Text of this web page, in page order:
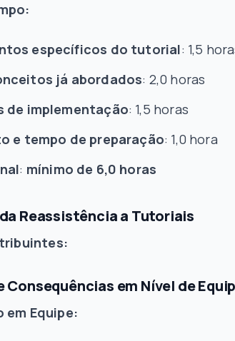
específicos do tutorial: 1,5
já abordados: 2,0 horas
de implementação: 1,5 horas
e tempo de preparação: 1,0 hora
: mínimo de 6,0 horas
Reassistência a Tutoriais
em Nível de
em Equipe: